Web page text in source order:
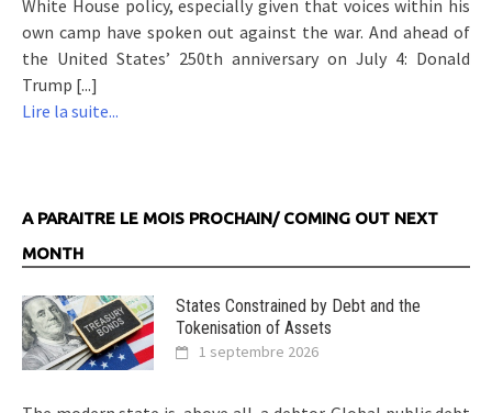
White House policy, especially given that voices within his
own camp have spoken out against the war. And ahead of
the United States’ 250th anniversary on July 4: Donald
Trump [...]
Lire la suite...
A PARAITRE LE MOIS PROCHAIN/ COMING OUT NEXT
MONTH
States Constrained by Debt and the
Tokenisation of Assets
1 septembre 2026